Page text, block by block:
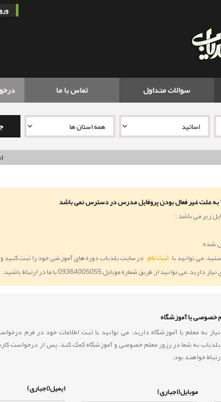
سوالات متداول تماس با ما
علت غیر فعال بودن پروفایل مدرس در دسترس نمی باشد
زیر می باشد :
شده
می توانید با ثبت نام در سایت بلدیاب دوره های آموزشی خود را ثبت
از طریق شماره موبایل 09364005055 با ما در ارتباط باشید.
خصوصی یا آموزشگاه
به معلم یا آموزشگاه دارید، می توانید با ثبت اطلاعات خود در فرم
بلدیاب به شما در رزور معلم خصوصی و آموزشگاه کمک کند. پس از درخواست
خواهند بود.
موبایل(اجباری) ایمیل(اجباری)